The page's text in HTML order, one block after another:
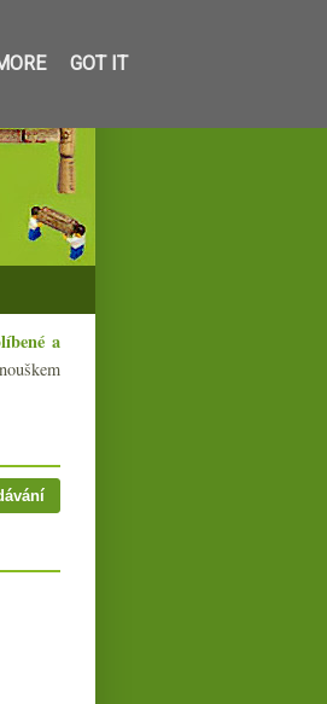
a
GOT IT